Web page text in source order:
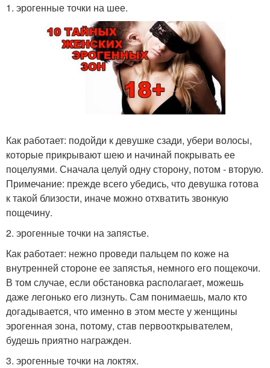
1. эрогенные точки на шее.
Как работает: подойди к девушке сзади, убери волосы,
которые прикрывают шею и начинай покрывать ее
поцелуями. Сначала целуй одну сторону, потом - вторую.
Примечание: прежде всего убедись, что девушка готова
к такой близости, иначе можно отхватить звонкую
пощечину.
2. эрогенные точки на запястье.
Как работает: нежно проведи пальцем по коже на
внутренней стороне ее запястья, немного его пощекочи.
В том случае, если обстановка располагает, можешь
даже легонько его лизнуть. Сам понимаешь, мало кто
догадывается, что именно в этом месте у женщины
эрогенная зона, потому, став первооткрывателем,
будешь приятно награжден.
3. эрогенные точки на локтях.